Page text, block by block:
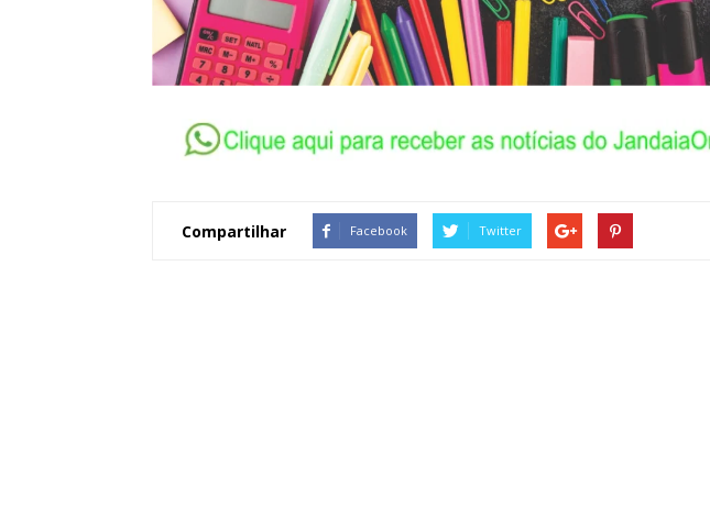
Compartilhar Facebook Twitter